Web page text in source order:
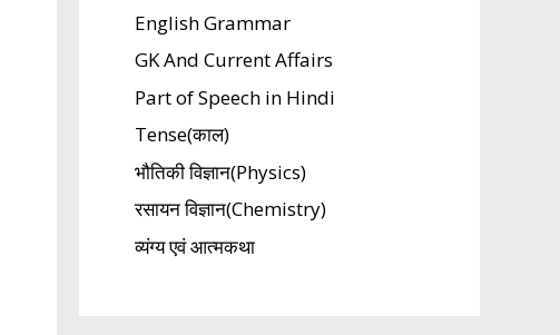
English Grammar
GK And Current Affairs
Part of Speech in Hindi
Tense(काल)
भौतिकी विज्ञान(Physics)
रसायन विज्ञान(Chemistry)
व्यंग्य एवं आत्मकथा